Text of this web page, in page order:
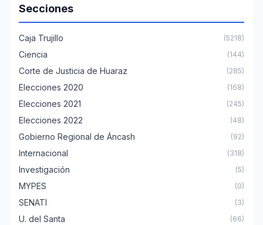
Secciones
Caja Trujillo (5218)
Ciencia (144)
Corte de Justicia de Huaraz (285)
Elecciones 2020 (168)
Elecciones 2021 (245)
Elecciones 2022 (48)
Gobierno Regional de Áncash (92)
Internacional (318)
Investigación (5)
MYPES (0)
SENATI (3)
U. del Santa (66)